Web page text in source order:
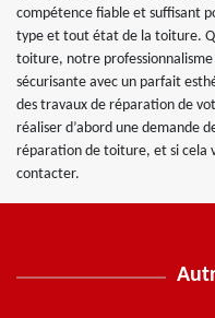
compétence fiable et suffisant
type et tout état de la toiture.
toiture, notre
sécurisante avec un parfait
des travaux de réparation de
réaliser d’abord une demande
réparation de toiture, et si cela
contacter.